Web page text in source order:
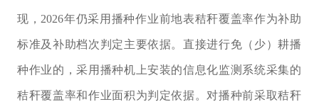
现， 2026年仍采用播种作业前地表秸秆覆盖率作为补助
标准及补助档次判定主要依据。直接进行免（少）耕播
种作业的，采用播种机上安装的信息化监测系统采集的
秸秆覆盖率和作业面积为判定依据。对播种前采取秸秆